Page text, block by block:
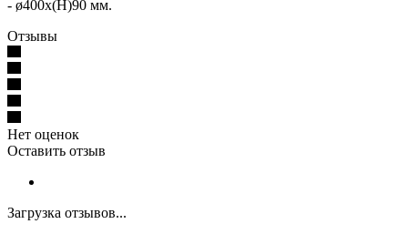
- ø400x(H)90 мм.
Отзывы
Нет оценок
Оставить отзыв
Загрузка отзывов...